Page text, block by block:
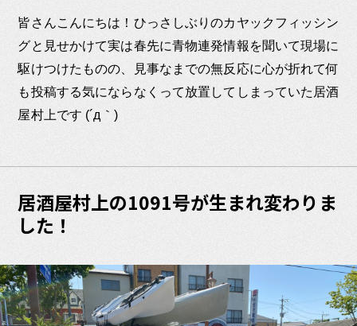
皆さんこんにちは！ひっさしぶりのカヤックフィッシン
グと見せかけて実は春先に青物連発情報を聞いて現場に
駆けつけたものの、見事なまでの無反応に心が折れて何
も投稿する気にならなくって放置してしまっていた居酒
屋村上です (´д｀)
居酒屋村上の1091号が生まれ変わりま
した！